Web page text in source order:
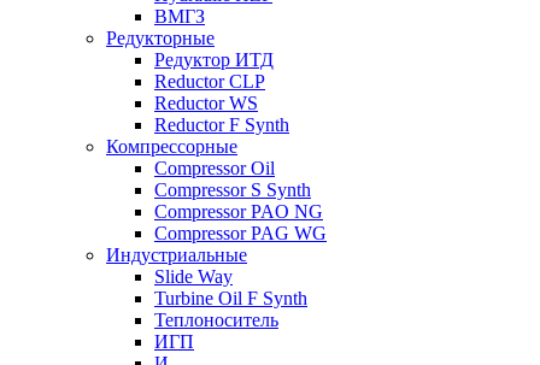
ВМГЗ
Редукторные
Редуктор ИТД
Reductor CLP
Reductor WS
Reductor F Synth
Компрессорные
Compressor Oil
Compressor S Synth
Compressor PAO NG
Compressor PAG WG
Индустриальные
Slide Way
Turbine Oil F Synth
Теплоноситель
ИГП